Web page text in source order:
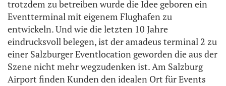
trotzdem zu betreiben wurde die Idee geboren ein
Eventterminal mit eigenem Flughafen zu
entwickeln. Und wie die letzten 10 Jahre
eindrucksvoll belegen, ist der amadeus terminal 2 zu
einer Salzburger Eventlocation geworden die aus der
Szene nicht mehr wegzudenken ist. Am Salzburg
Airport finden Kunden den idealen Ort für Events